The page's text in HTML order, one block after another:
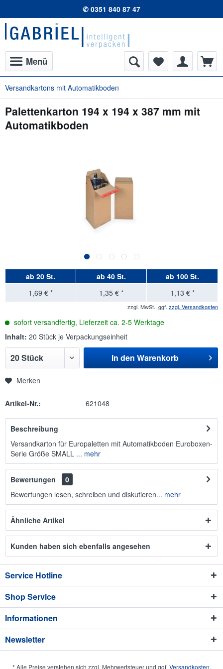
✆ 0351 840 87 47
Menü
Versandkartons mit Automatikboden
Palettenkarton 194 x 194 x 387 mm mit
Automatikboden
ab 20 St. ab 40 St. ab 100 St.
1,69 € *
1,35 € * 1,13 € *
zzgl. MwSt., ggf. zzgl. Versandkosten
sofort versandfertig, Lieferzeit ca. 2-5 Werktage
Inhalt: 20 Stück je Verpackungseinheit
In den Warenkorb
Merken
Artikel-Nr.: 621048
Beschreibung
Versandkarton für Europaletten mit Automatikboden Euroboxen-
Serie Größe SMALL ... mehr
Bewertungen
0
Bewertungen lesen, schreiben und diskutieren... mehr
Ähnliche Artikel
Kunden haben sich ebenfalls angesehen
Service Hotline
Shop Service
Informationen
Newsletter
* Alle Preise verstehen sich zzgl. Mehrwertsteuer und ggf. Versandkosten.